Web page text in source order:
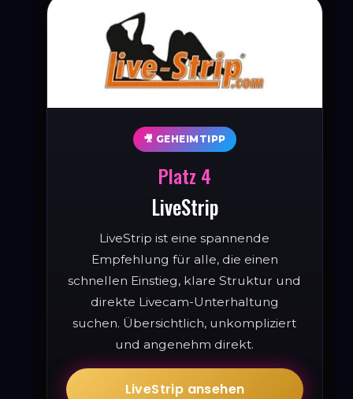
🎥 GEHEIMTIPP
Platz 4
LiveStrip
LiveStrip ist eine spannende
Empfehlung für alle, die einen
schnellen Einstieg, klare Struktur und
direkte Livecam-Unterhaltung
suchen. Übersichtlich, unkompliziert
und angenehm direkt.
LiveStrip ansehen